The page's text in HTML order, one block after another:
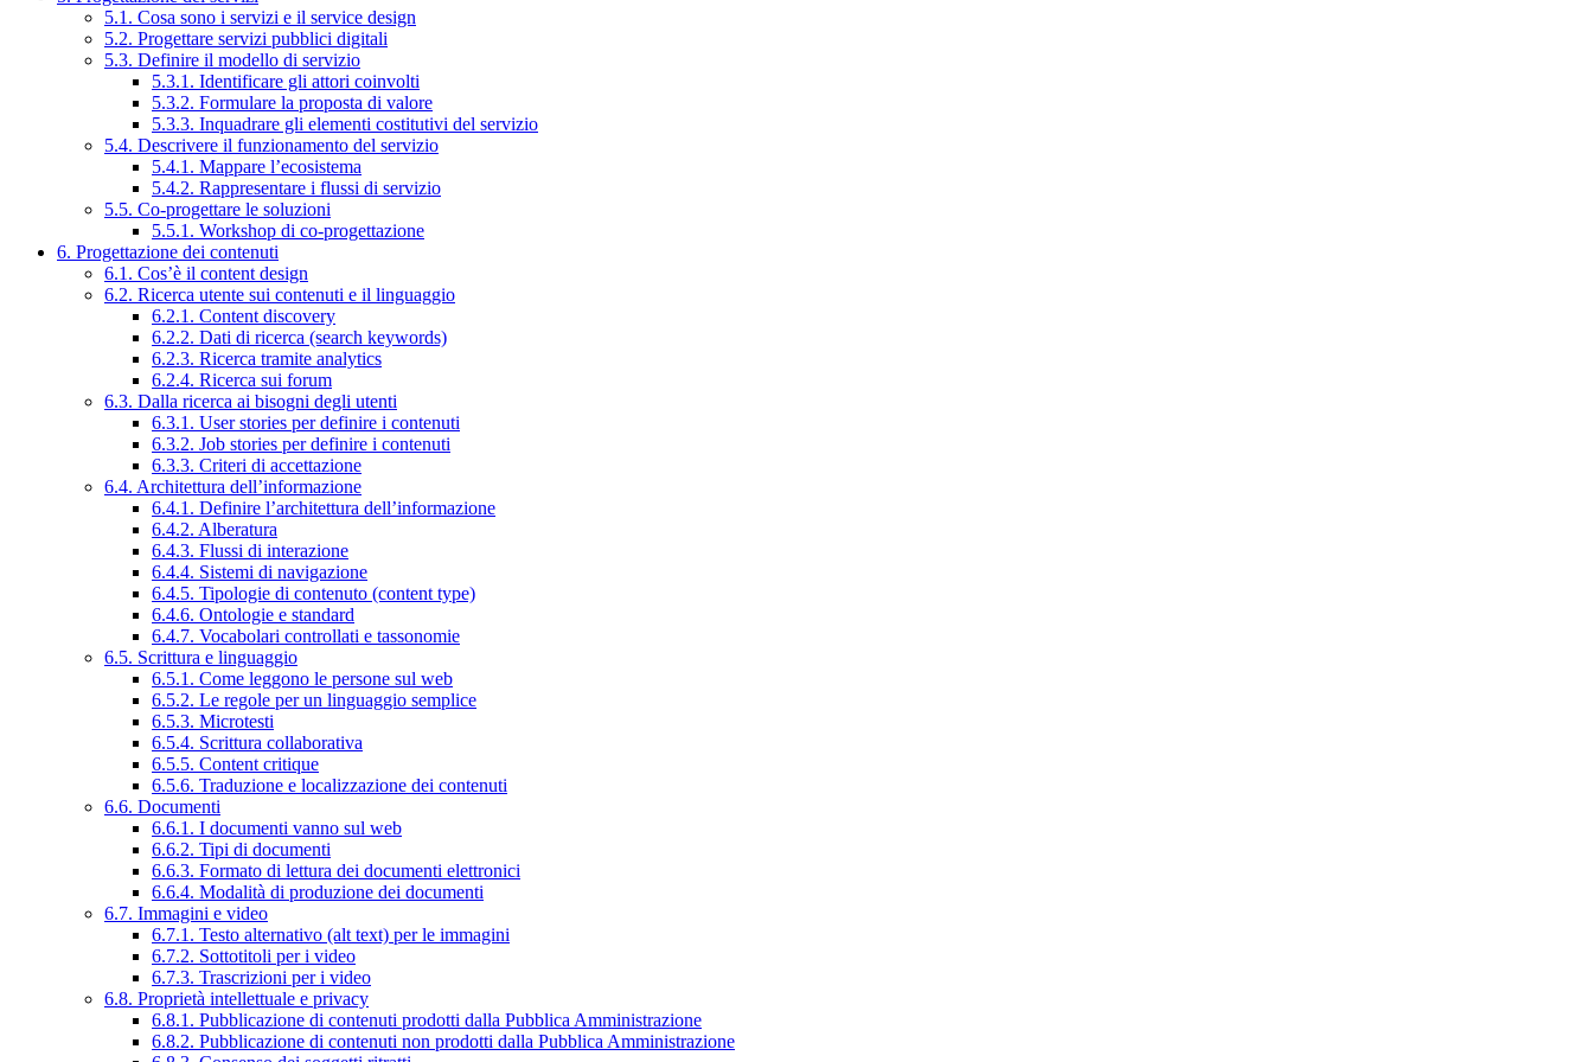
5.1. Cosa sono i servizi e il service design
5.2. Progettare servizi pubblici digitali
5.3. Definire il modello di servizio
5.3.1. Identificare gli attori coinvolti
5.3.2. Formulare la proposta di valore
5.3.3. Inquadrare gli elementi costitutivi del servizio
5.4. Descrivere il funzionamento del servizio
5.4.1. Mappare l’ecosistema
5.4.2. Rappresentare i flussi di servizio
5.5. Co-progettare le soluzioni
5.5.1. Workshop di co-progettazione
6. Progettazione dei contenuti
6.1. Cos’è il content design
6.2. Ricerca utente sui contenuti e il linguaggio
6.2.1. Content discovery
6.2.2. Dati di ricerca (search keywords)
6.2.3. Ricerca tramite analytics
6.2.4. Ricerca sui forum
6.3. Dalla ricerca ai bisogni degli utenti
6.3.1. User stories per definire i contenuti
6.3.2. Job stories per definire i contenuti
6.3.3. Criteri di accettazione
6.4. Architettura dell’informazione
6.4.1. Definire l’architettura dell’informazione
6.4.2. Alberatura
6.4.3. Flussi di interazione
6.4.4. Sistemi di navigazione
6.4.5. Tipologie di contenuto (content type)
6.4.6. Ontologie e standard
6.4.7. Vocabolari controllati e tassonomie
6.5. Scrittura e linguaggio
6.5.1. Come leggono le persone sul web
6.5.2. Le regole per un linguaggio semplice
6.5.3. Microtesti
6.5.4. Scrittura collaborativa
6.5.5. Content critique
6.5.6. Traduzione e localizzazione dei contenuti
6.6. Documenti
6.6.1. I documenti vanno sul web
6.6.2. Tipi di documenti
6.6.3. Formato di lettura dei documenti elettronici
6.6.4. Modalità di produzione dei documenti
6.7. Immagini e video
6.7.1. Testo alternativo (alt text) per le immagini
6.7.2. Sottotitoli per i video
6.7.3. Trascrizioni per i video
6.8. Proprietà intellettuale e privacy
6.8.1. Pubblicazione di contenuti prodotti dalla Pubblica Amministrazione
6.8.2. Pubblicazione di contenuti non prodotti dalla Pubblica Amministrazione